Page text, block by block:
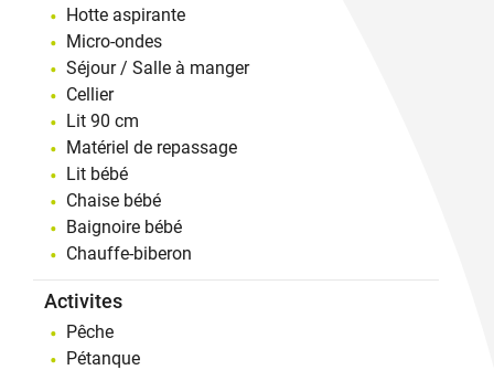
Hotte aspirante
Micro-ondes
Séjour / Salle à manger
Cellier
Lit 90 cm
Matériel de repassage
Lit bébé
Chaise bébé
Baignoire bébé
Chauffe-biberon
Activites
Pêche
Pétanque